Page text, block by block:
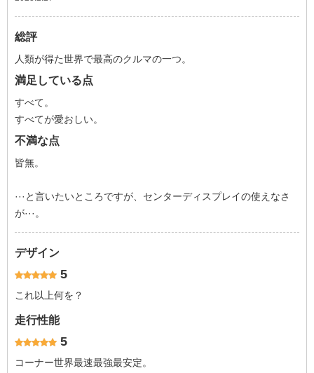
総評
人類が得た世界で最高のクルマの一つ。
満足している点
すべて。
すべてが愛おしい。
不満な点
皆無。
···と言いたいところですが、センターディスプレイの使えなさ
が···。
デザイン
5
これ以上何を？
走行性能
5
コーナー世界最速最強最安定。